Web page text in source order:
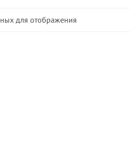
для отображения